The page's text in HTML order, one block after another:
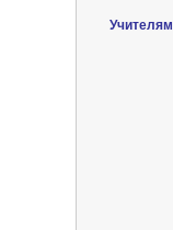
Учителям